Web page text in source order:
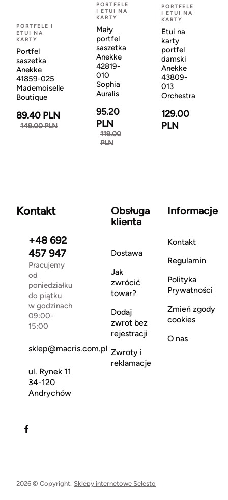
PORTFELE I
ETUI NA
KARTY
Portfel
saszetka
Anekke
41859-025
Mademoiselle
Boutique
89.40 PLN
149.00 PLN
PORTFELE
I ETUI NA
KARTY
Mały
portfel
saszetka
Anekke
42819-
010
Sophia
Auralis
95.20
PLN
119.00
PLN
PORTFELE
I ETUI NA
KARTY
Etui na
karty
portfel
damski
Anekke
43809-
013
Orchestra
129.00
PLN
Kontakt
+48 692
457 947
Pracujemy
od
poniedziałku
do piątku
w godzinach
09:00-
15:00
sklep@macris.com.pl
ul. Rynek 11
34-120
Andrychów
Obsługa
klienta
Dostawa
Jak
zwrócić
towar?
Dodaj
zwrot bez
rejestracji
Zwroty i
reklamacje
Informacje
Kontakt
Regulamin
Polityka
Prywatności
Zmień zgody
cookies
O nas
2026 © Copyright. Sklepy internetowe Selesto